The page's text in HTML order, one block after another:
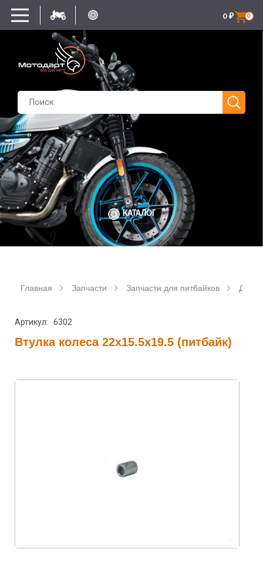
0
0 ₽
КАТАЛОГ
Главная Запчасти Запчасти для питбайков
Артикул: 6302
Втулка колеса 22x15.5x19.5 (питбайк)